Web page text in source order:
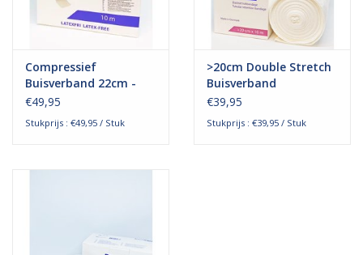
Compressief
Buisverband 22cm -
Bovenlichaam
€49,95
Stukprijs : €49,95 / Stuk
>20cm Double Stretch
Buisverband
Bovenlichaam
€39,95
Stukprijs : €39,95 / Stuk